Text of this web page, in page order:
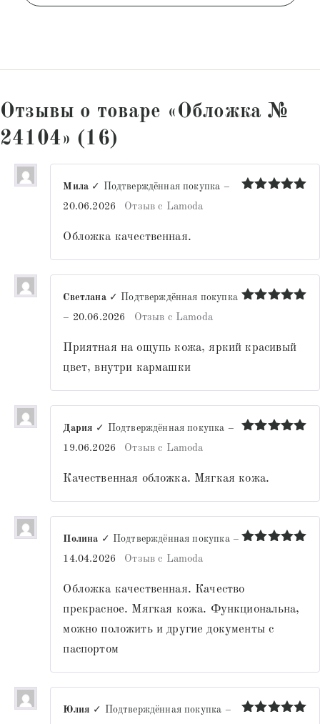
Отзывы о товаре «Обложка №
24104» (16)
Мила ✓ Подтверждённая покупка –
20.06.2026
Отзыв с Lamoda
Обложка качественная.
Светлана ✓ Подтверждённая покупка
– 20.06.2026 Отзыв с Lamoda
Приятная на ощупь кожа, яркий красивый
цвет, внутри кармашки
Дария ✓ Подтверждённая покупка –
19.06.2026
Отзыв с Lamoda
Качественная обложка. Мягкая кожа.
Полина ✓ Подтверждённая покупка –
14.04.2026
Отзыв с Lamoda
Обложка качественная. Качество
прекрасное. Мягкая кожа. Функциональна,
можно положить и другие документы с
паспортом
Юлия ✓ Подтверждённая покупка –